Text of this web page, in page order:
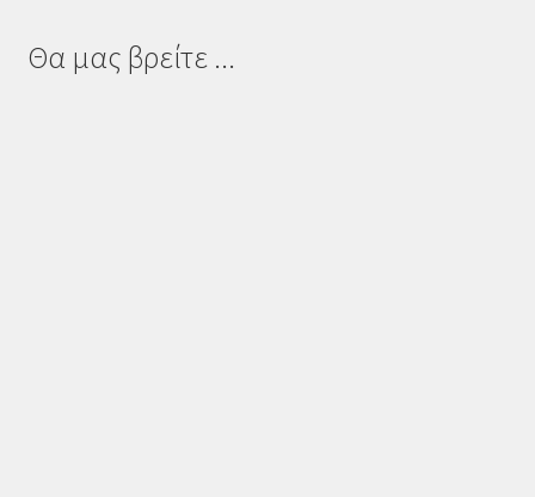
Θα μας βρείτε ...